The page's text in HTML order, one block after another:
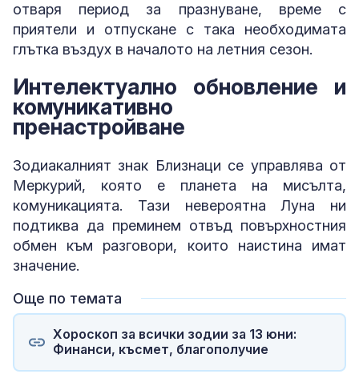
отваря период за празнуване, време с
приятели и отпускане с така необходимата
глътка въздух в началото на летния сезон.
Интелектуално обновление и
комуникативно
пренастройване
Зодиакалният знак Близнаци се управлява от
Меркурий, която е планета на мисълта,
комуникацията. Тази невероятна Луна ни
подтиква да преминем отвъд повърхностния
обмен към разговори, които наистина имат
значение.
Още по темата
Хороскоп за всички зодии за 13 юни:
Финанси, късмет, благополучие